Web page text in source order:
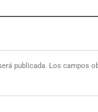
publicada. Los campos